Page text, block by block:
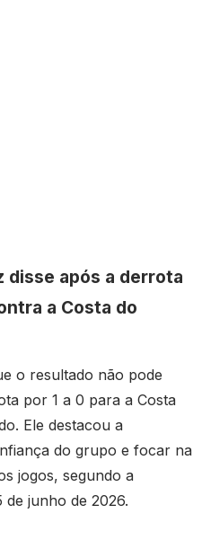
disse após a derrota
a Costa do
o resultado não pode
por 1 a 0 para a Costa
Ele destacou a
do grupo e focar na
jogos, segundo a
de junho de 2026.